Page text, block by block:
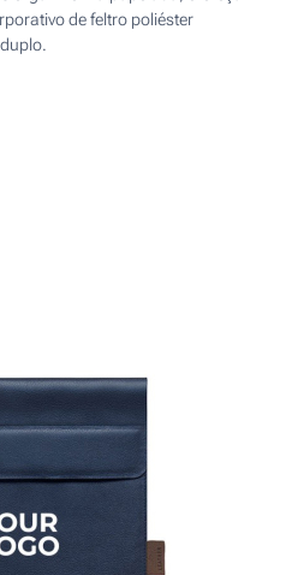
de feltro poliéster